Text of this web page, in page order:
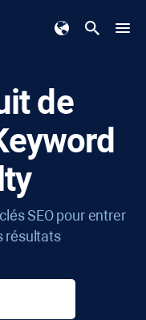
de
SEO pour entrer
résultats